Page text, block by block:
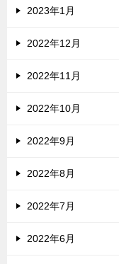
2023年1月
2022年12月
2022年11月
2022年10月
2022年9月
2022年8月
2022年7月
2022年6月